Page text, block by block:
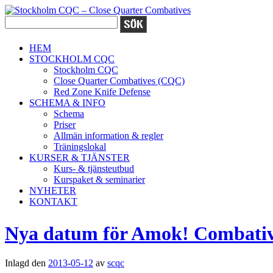
HEM
STOCKHOLM CQC
Stockholm CQC
Close Quarter Combatives (CQC)
Red Zone Knife Defense
SCHEMA & INFO
Schema
Priser
Allmän information & regler
Träningslokal
KURSER & TJÄNSTER
Kurs- & tjänsteutbud
Kurspaket & seminarier
NYHETER
KONTAKT
Nya datum för Amok!
Inlagd den 2013-05-12 av scqc